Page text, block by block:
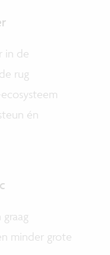
in de
rug
én
minder grote